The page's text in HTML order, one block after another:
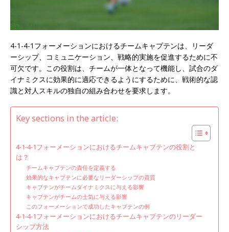
4-1-4-1フォーメーションにおけるチームキャプテンは、リーダ
ーシップ、コミュニケーション、戦略的実施を促進するために不
可欠です。この役割は、チームが一体となって機能し、試合のダ
イナミクスに効果的に適応できるようにするために、戦術的な認
識と対人スキルの独自の組み合わせを要求します。
Key sections in the article:
4-1-4-1フォーメーションにおけるチームキャプテンの役割と
は？
チームキャプテンの責任を定義する
効果的なキャプテンに必要なリーダーシップの資質
キャプテンがチームダイナミクスに与える影響
キャプテンがチームの士気に与える影響
このフォーメーションで成功したキャプテンの例
4-1-4-1フォーメーションにおけるチームキャプテンのリーダー
シップ方法